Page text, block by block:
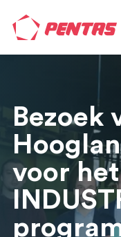
Bezoek
voor het